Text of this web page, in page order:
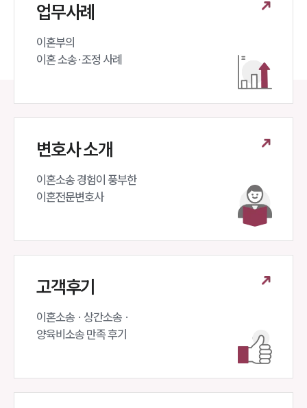
업무사례
이혼부의
이혼 소송·조정 사례
변호사 소개
이혼소송 경험이 풍부한
이혼전문변호사
고객후기
이혼소송 · 상간소송 ·
양육비소송 만족 후기